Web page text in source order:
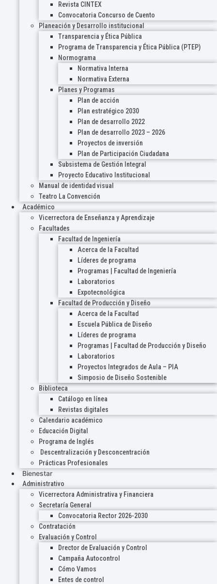
Revista CINTEX
Convocatoria Concurso de Cuento
Planeación y Desarrollo institucional
Transparencia y Ética Pública
Programa de Transparencia y Ética Pública (PTEP)
Normograma
Normativa Interna
Normativa Externa
Planes y Programas
Plan de acción
Plan estratégico 2030
Plan de desarrollo 2022
Plan de desarrollo 2023 – 2026
Proyectos de inversión
Plan de Participación Ciudadana
Subsistema de Gestión Integral
Proyecto Educativo Institucional
Manual de identidad visual
Teatro La Convención
Académico
Vicerrectora de Enseñanza y Aprendizaje
Facultades
Facultad de Ingeniería
Acerca de la Facultad
Líderes de programa
Programas | Facultad de Ingeniería
Laboratorios
Expotecnológica
Facultad de Producción y Diseño
Acerca de la Facultad
Escuela Pública de Diseño
Líderes de programa
Programas | Facultad de Producción y Diseño
Laboratorios
Proyectos Integrados de Aula – PIA
Simposio de Diseño Sostenible
Biblioteca
Catálogo en línea
Revistas digitales
Calendario académico
Educación Digital
Programa de Inglés
Descentralización y Desconcentración
Prácticas Profesionales
Bienestar
Administrativo
Vicerrectora Administrativa y Financiera
Secretaría General
Convocatoria Rector 2026-2030
Contratación
Evaluación y Control
Drector de Evaluación y Control
Campaña Autocontrol
Cómo Vamos
Entes de control